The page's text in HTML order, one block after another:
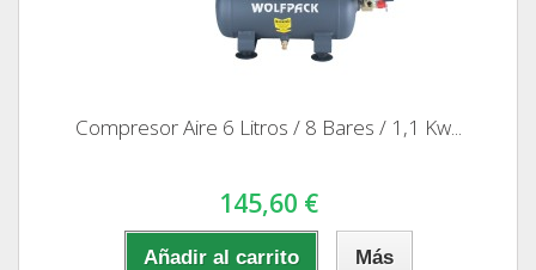
Compresor Aire 6 Litros / 8 Bares / 1,1 Kw...
145,60 €
Añadir al carrito Más